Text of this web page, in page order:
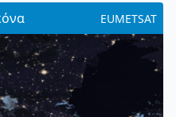
EUMETSAT